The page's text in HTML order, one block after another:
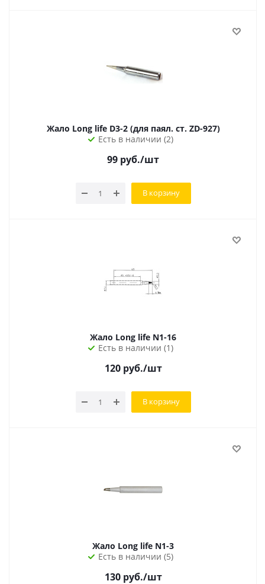
Жало Long life D3-2 (для паял. ст. ZD-927)
Есть в наличии (2)
99 руб./шт
В корзину
Жало Long life N1-16
Есть в наличии (1)
120руб./шт
В корзину
Жало Long life N1-3
Есть в наличии (5)
130руб./шт